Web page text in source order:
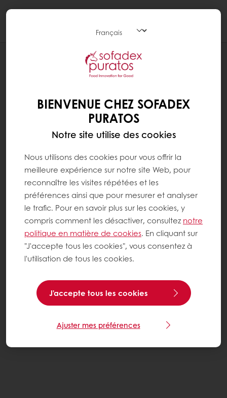
RECETTES
STARECLAIRES
BIENVENUE CHEZ SOFADEX
PURATOS
Notre site utilise des cookies
Nous utilisons des cookies pour vous offrir la
meilleure expérience sur notre site Web, pour
reconnaître les visites répétées et les
préférences ainsi que pour mesurer et analyser
le trafic. Pour en savoir plus sur les cookies, y
compris comment les désactiver, consulteznotre
politique en matière de cookies. En cliquant sur
"J'accepte tous les cookies", vous consentez à
l'utilisation de tous les cookies.
J'accepte tous les cookies
Ajuster mes préférences